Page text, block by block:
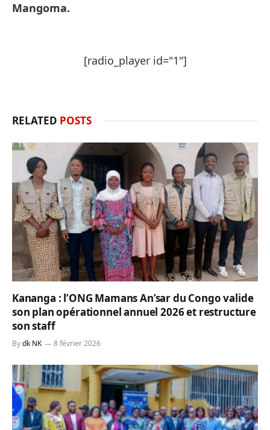
Mangoma.
[radio_player id="1"]
RELATED POSTS
Kananga : l’ONG Mamans An’sar du Congo valide
son plan opérationnel annuel 2026 et restructure
son staff
Bydk NK 8 février 2026